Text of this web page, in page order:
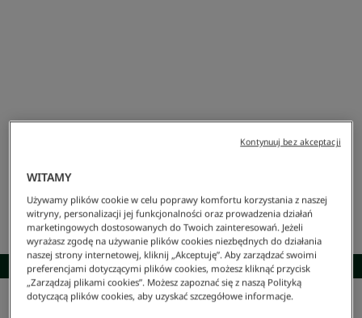
SKOMPLETUJ STYLIZACJĘ
WITAMY
Używamy plików cookie w celu poprawy komfortu korzystania z naszej
witryny, personalizacji jej funkcjonalności oraz prowadzenia działań
marketingowych dostosowanych do Twoich zainteresowań. Jeżeli
wyrażasz zgodę na używanie plików cookies niezbędnych do działania
naszej strony internetowej, kliknij „Akceptuję”. Aby zarządzać swoimi
preferencjami dotyczącymi plików cookies, możesz kliknąć przycisk
„Zarządzaj plikami cookies”. Możesz zapoznać się z naszą Polityką
dotyczącą plików cookies, aby uzyskać szczegółowe informacje.
Kontynuuj bez akceptacji